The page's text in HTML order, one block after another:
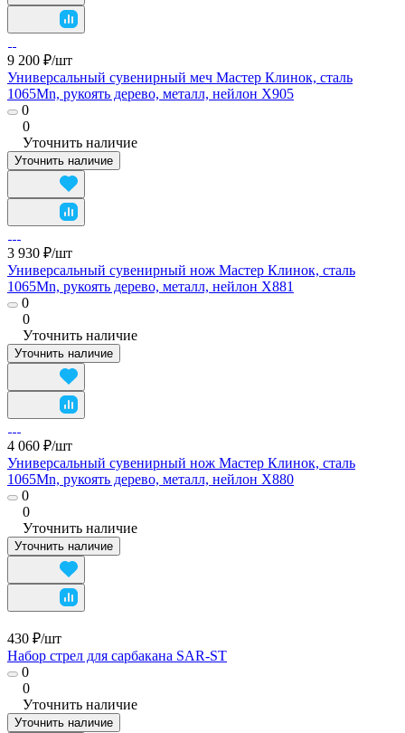
9 200 ₽/шт
Универсальный сувенирный меч Мастер Клинок, сталь
1065Mn, рукоять дерево, металл, нейлон X905
0
0
Уточнить наличие
Уточнить наличие
3 930 ₽/шт
Универсальный сувенирный нож Мастер Клинок, сталь
1065Mn, рукоять дерево, металл, нейлон X881
0
0
Уточнить наличие
Уточнить наличие
4 060 ₽/шт
Универсальный сувенирный нож Мастер Клинок, сталь
1065Mn, рукоять дерево, металл, нейлон X880
0
0
Уточнить наличие
Уточнить наличие
430 ₽/шт
Набор стрел для сарбакана SAR-ST
0
0
Уточнить наличие
Уточнить наличие